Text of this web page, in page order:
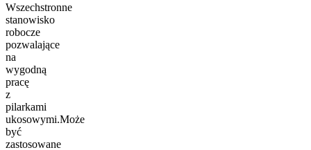
Wszechstronne
stanowisko
robocze
pozwalające
na
wygodną
pracę
z
pilarkami
ukosowymi.Może
być
zastosowane